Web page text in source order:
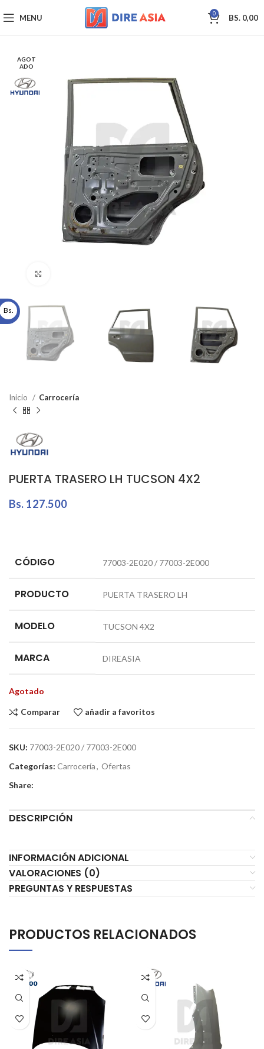
MENU 0 BS. 0,00
AGOT
ADO
Inicio Carrocería
PUERTA TRASERO LH TUCSON 4X2
Bs. 127.500
CÓDIGO 77003-2E020 / 77003-2E000
PRODUCTO PUERTA TRASERO LH
MODELO TUCSON 4X2
MARCA DIREASIA
Agotado
Comparar añadir a favoritos
SKU: 77003-2E020 / 77003-2E000
Categorías: Carrocería, Ofertas
Share:
DESCRIPCIÓN
INFORMACIÓN ADICIONAL
VALORACIONES (0)
PREGUNTAS Y RESPUESTAS
PRODUCTOS RELACIONADOS
Bs.